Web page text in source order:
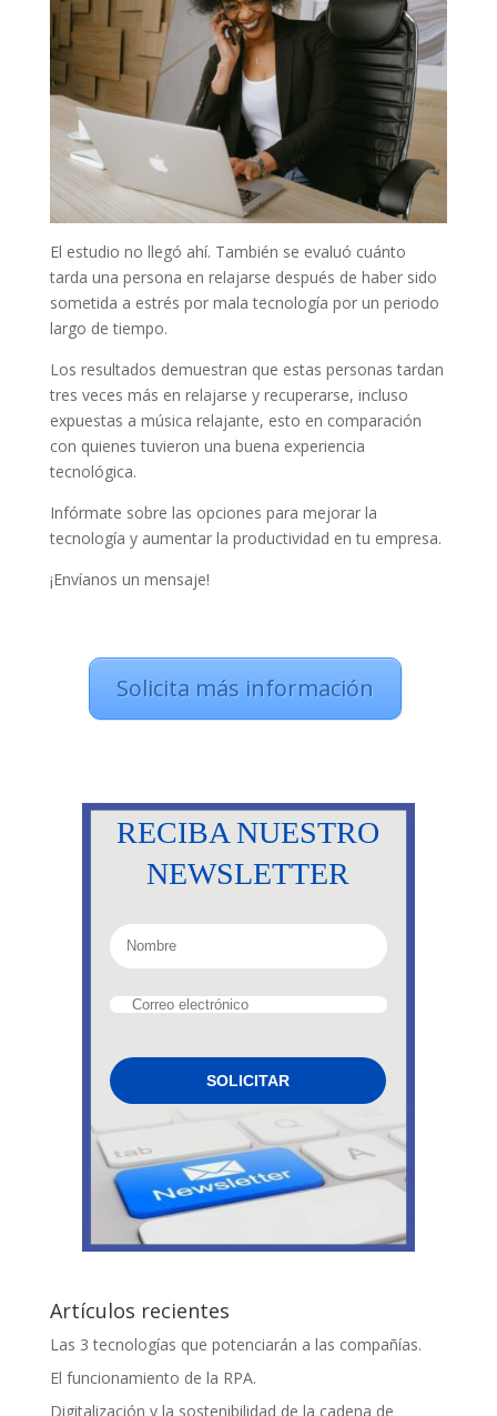
El estudio no llegó ahí. También se evaluó cuánto
tarda una persona en relajarse después de haber sido
sometida a estrés por mala tecnología por un periodo
largo de tiempo.
Los resultados demuestran que estas personas tardan
tres veces más en relajarse y recuperarse, incluso
expuestas a música relajante, esto en comparación
con quienes tuvieron una buena experiencia
tecnológica.
Infórmate sobre las opciones para mejorar la
tecnología y aumentar la productividad en tu empresa.
¡Envíanos un mensaje!
Solicita más información
RECIBA NUESTRO
NEWSLETTER
Artículos recientes
Las 3 tecnologías que potenciarán a las compañías.
El funcionamiento de la RPA.
Digitalización y la sostenibilidad de la cadena de